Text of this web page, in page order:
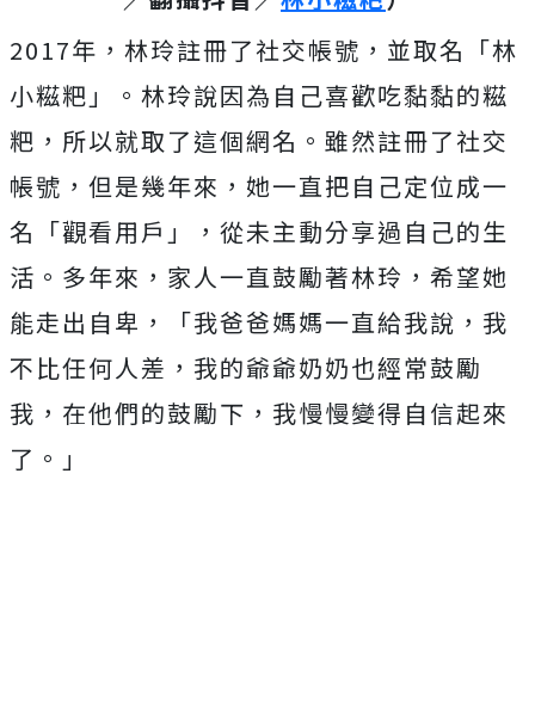
2017年，林玲註冊了社交帳號，並取名「林
小糍粑」。林玲說因為自己喜歡吃黏黏的糍
粑，所以就取了這個網名。雖然註冊了社交
帳號，但是幾年來，她一直把自己定位成一
名「觀看用戶」，從未主動分享過自己的生
活。多年來，家人一直鼓勵著林玲，希望她
能走出自卑，「我爸爸媽媽一直給我說，我
不比任何人差，我的爺爺奶奶也經常鼓勵
我，在他們的鼓勵下，我慢慢變得自信起來
了。」